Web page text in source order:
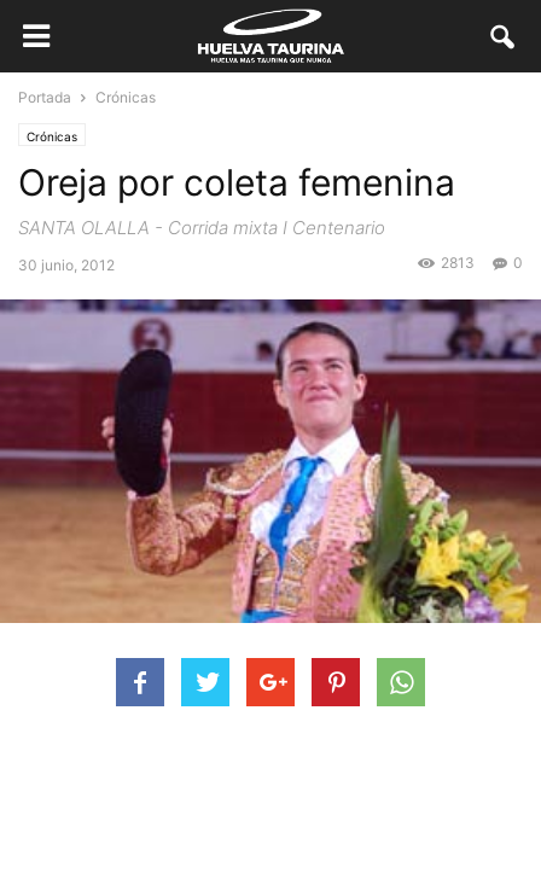
Portada Crónicas
Crónicas
Oreja por coleta femenina
SANTA OLALLA - Corrida mixta I Centenario
30 junio, 2012 0
2813